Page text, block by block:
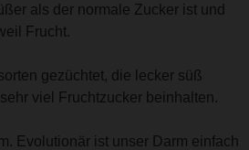
als der normale Zucker ist und
Frucht.
gezüchtet, die lecker süß
viel Fruchtzucker beinhalten.
Evolutionär ist unser Darm einfach